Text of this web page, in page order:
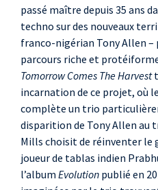
passé maître depuis 35 ans
techno sur des nouveaux
franco-nigérian Tony Allen –
parcours riche et
Tomorrow Comes The Harvest
incarnation de ce projet, où
complète un trio
disparition de Tony Allen au
Mills choisit de réinventer le
joueur de tablas indien
l’album Evolution publié en